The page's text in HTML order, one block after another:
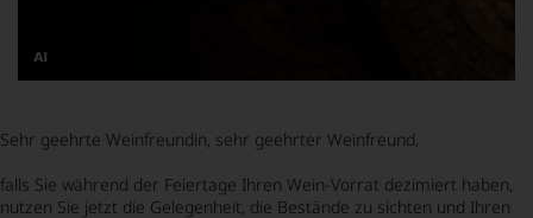
Dieses
mithilfe
von
verändert.
Sehr geehrte Weinfreundin, sehr geehrter Weinfreund,
falls Sie während der Feiertage Ihren Wein-Vorrat dezimiert haben,
nutzen Sie jetzt die Gelegenheit, die Bestände zu sichten und Ihren